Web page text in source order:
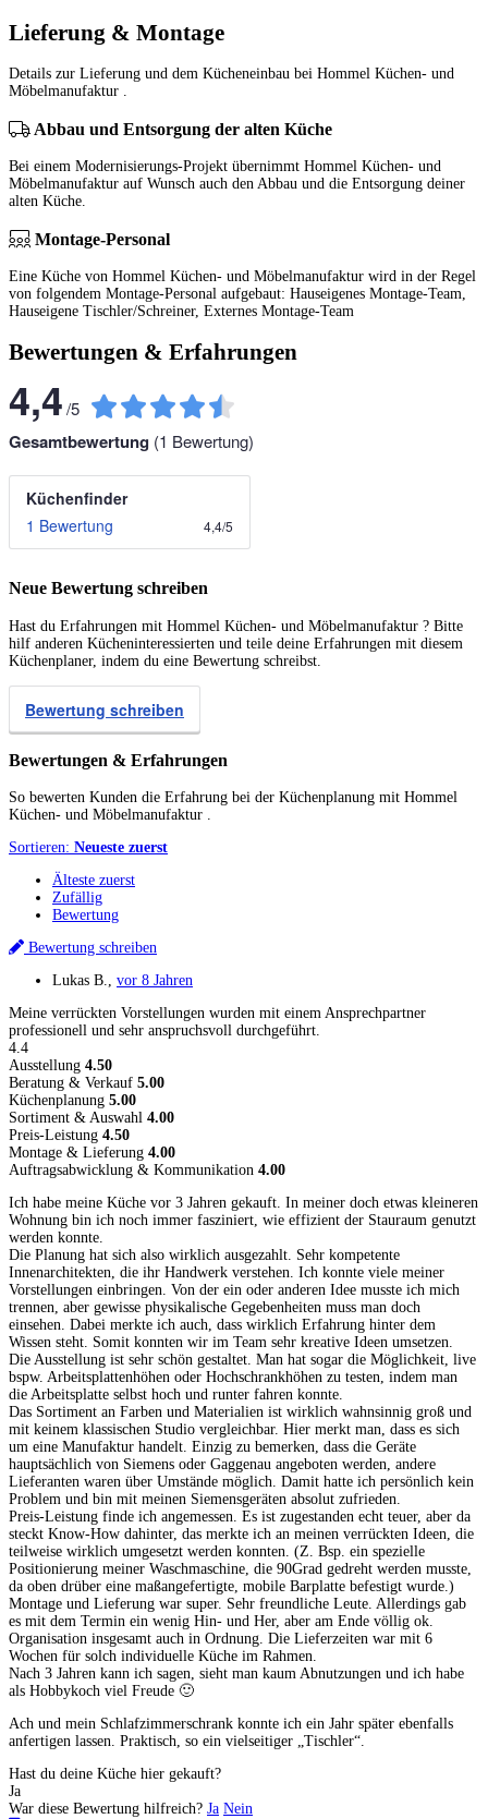
Lieferung & Montage
Details zur Lieferung und dem Kücheneinbau bei Hommel Küchen- und
Möbelmanufaktur .
Abbau und Entsorgung der alten Küche
Bei einem Modernisierungs-Projekt übernimmt Hommel Küchen- und
Möbelmanufaktur auf Wunsch auch den Abbau und die Entsorgung deiner
alten Küche.
Montage-Personal
Eine Küche von Hommel Küchen- und Möbelmanufaktur wird in der Regel
von folgendem Montage-Personal aufgebaut: Hauseigenes Montage-Team,
Hauseigene Tischler/Schreiner, Externes Montage-Team
Bewertungen & Erfahrungen
4,4/5
Gesamtbewertung (1 Bewertung)
Küchenfinder
1 Bewertung
4,4/5
Neue Bewertung schreiben
Hast du Erfahrungen mit Hommel Küchen- und Möbelmanufaktur ? Bitte
hilf anderen Kücheninteressierten und teile deine Erfahrungen mit diesem
Küchenplaner, indem du eine Bewertung schreibst.
Bewertung schreiben
Bewertungen & Erfahrungen
So bewerten Kunden die Erfahrung bei der Küchenplanung mit Hommel
Küchen- und Möbelmanufaktur .
Sortieren: Neueste zuerst
Älteste zuerst
Zufällig
Bewertung
Bewertung schreiben
Lukas B., vor 8 Jahren
Meine verrückten Vorstellungen wurden mit einem Ansprechpartner
professionell und sehr anspruchsvoll durchgeführt.
4.4
Ausstellung 4.50
Beratung & Verkauf 5.00
Küchenplanung 5.00
Sortiment & Auswahl 4.00
Preis-Leistung 4.50
Montage & Lieferung 4.00
Auftragsabwicklung & Kommunikation 4.00
Ich habe meine Küche vor 3 Jahren gekauft. In meiner doch etwas kleineren
Wohnung bin ich noch immer fasziniert, wie effizient der Stauraum genutzt
werden konnte.
Die Planung hat sich also wirklich ausgezahlt. Sehr kompetente
Innenarchitekten, die ihr Handwerk verstehen. Ich konnte viele meiner
Vorstellungen einbringen. Von der ein oder anderen Idee musste ich mich
trennen, aber gewisse physikalische Gegebenheiten muss man doch
einsehen. Dabei merkte ich auch, dass wirklich Erfahrung hinter dem
Wissen steht. Somit konnten wir im Team sehr kreative Ideen umsetzen.
Die Ausstellung ist sehr schön gestaltet. Man hat sogar die Möglichkeit, live
bspw. Arbeitsplattenhöhen oder Hochschrankhöhen zu testen, indem man
die Arbeitsplatte selbst hoch und runter fahren konnte.
Das Sortiment an Farben und Materialien ist wirklich wahnsinnig groß und
mit keinem klassischen Studio vergleichbar. Hier merkt man, dass es sich
um eine Manufaktur handelt. Einzig zu bemerken, dass die Geräte
hauptsächlich von Siemens oder Gaggenau angeboten werden, andere
Lieferanten waren über Umstände möglich. Damit hatte ich persönlich kein
Problem und bin mit meinen Siemensgeräten absolut zufrieden.
Preis-Leistung finde ich angemessen. Es ist zugestanden echt teuer, aber da
steckt Know-How dahinter, das merkte ich an meinen verrückten Ideen, die
teilweise wirklich umgesetzt werden konnten. (Z. Bsp. ein spezielle
Positionierung meiner Waschmaschine, die 90Grad gedreht werden musste,
da oben drüber eine maßangefertigte, mobile Barplatte befestigt wurde.)
Montage und Lieferung war super. Sehr freundliche Leute. Allerdings gab
es mit dem Termin ein wenig Hin- und Her, aber am Ende völlig ok.
Organisation insgesamt auch in Ordnung. Die Lieferzeiten war mit 6
Wochen für solch individuelle Küche im Rahmen.
Nach 3 Jahren kann ich sagen, sieht man kaum Abnutzungen und ich habe
als Hobbykoch viel Freude 🙂
Ach und mein Schlafzimmerschrank konnte ich ein Jahr später ebenfalls
anfertigen lassen. Praktisch, so ein vielseitiger „Tischler“.
Hast du deine Küche hier gekauft?
Ja
War diese Bewertung hilfreich? Ja Nein